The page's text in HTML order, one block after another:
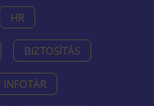
HR
BIZTOSÍTÁS
INFOTÁR